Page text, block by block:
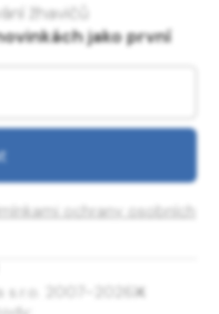
žhavičů
jako první
ochrany osobních
2007–2026